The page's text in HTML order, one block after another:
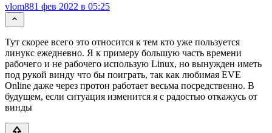
vlom881 фев 2022 в 05:25
Тут скорее всего это относится к тем кто уже пользуется
линукс ежедневно. Я к примеру большую часть времени
рабочего и не рабочего использую Linux, но вынужден иметь
под рукой винду что бы поиграть, так как любимая EVE
Online даже через протон работает весьма посредственно. В
будущем, если ситуация изменится я с радостью откажусь от
винды